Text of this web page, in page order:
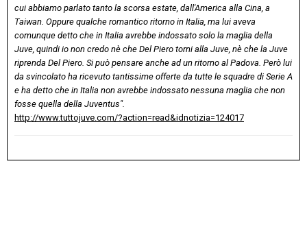
cui abbiamo parlato tanto la scorsa estate, dall'America alla Cina, a
Taiwan. Oppure qualche romantico ritorno in Italia, ma lui aveva
comunque detto che in Italia avrebbe indossato solo la maglia della
Juve, quindi io non credo nè che Del Piero torni alla Juve, nè che la Juve
riprenda Del Piero. Si può pensare anche ad un ritorno al Padova. Però lui
da svincolato ha ricevuto tantissime offerte da tutte le squadre di Serie A
e ha detto che in Italia non avrebbe indossato nessuna maglia che non
fosse quella della Juventus".
http://www.tuttojuve.com/?action=read&idnotizia=124017